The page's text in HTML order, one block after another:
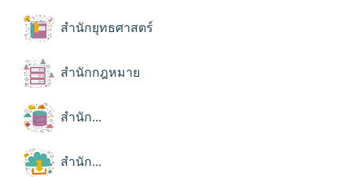
สำนักยุทธศาสตร์
สำนักกฎหมาย
สำนัก...
สำนัก...